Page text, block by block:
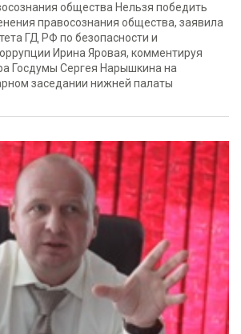
общества Нельзя победить
правосознания общества, заявила
ГД РФ по безопасности и
Ирина Яровая, комментируя
Госдумы Сергея Нарышкина на
заседании нижней палаты